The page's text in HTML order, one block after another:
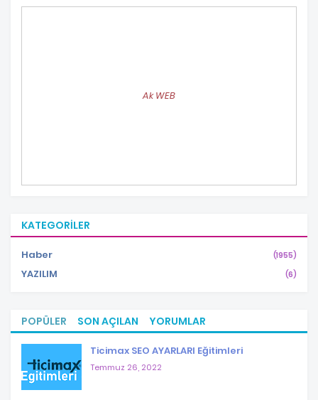
Ak WEB
KATEGORILER
Haber (1955)
YAZILIM (6)
POPÜLER SON AÇILAN YORUMLAR
Ticimax SEO AYARLARI Eğitimleri
Temmuz 26, 2022